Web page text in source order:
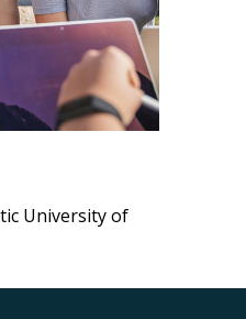
University of